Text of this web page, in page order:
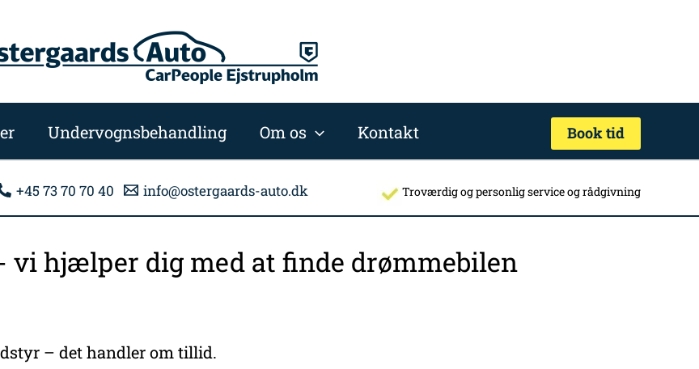
Undervognsbehandling Om os Kontakt Book tid
+45 73 70 70 40 info@ostergaards-auto.dk Troværdig og personlig service og rådgivning
vi hjælper dig med at finde drømmebilen
– det handler om tillid.